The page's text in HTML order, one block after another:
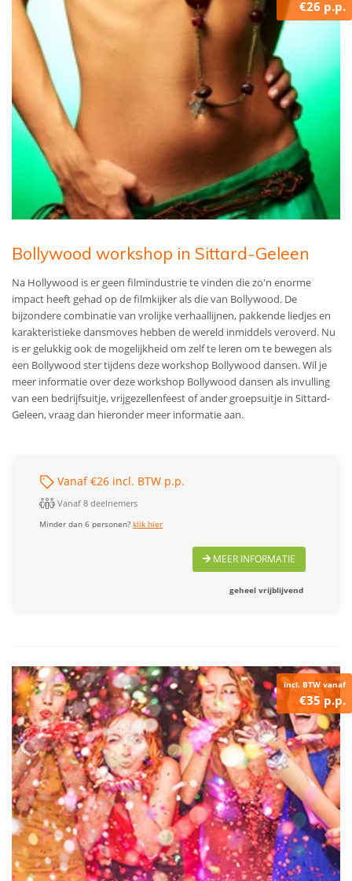
€26 p.p.
Bollywood workshop in Sittard-Geleen
Na Hollywood is er geen filmindustrie te vinden die zo'n enorme
impact heeft gehad op de filmkijker als die van Bollywood. De
bijzondere combinatie van vrolijke verhaallijnen, pakkende liedjes en
karakteristieke dansmoves hebben de wereld inmiddels veroverd. Nu
is er gelukkig ook de mogelijkheid om zelf te leren om te bewegen als
een Bollywood ster tijdens deze workshop Bollywood dansen. Wil je
meer informatie over deze workshop Bollywood dansen als invulling
van een bedrijfsuitje, vrijgezellenfeest of ander groepsuitje in Sittard-
Geleen, vraag dan hieronder meer informatie aan.
Vanaf €26 incl. BTW p.p.
Vanaf 8 deelnemers
Minder dan 6 personen?klik hier
MEER INFORMATIE
geheel vrijblijvend
incl. BTW vanaf
€35 p.p.